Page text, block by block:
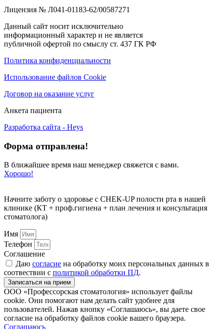
Лицензия № Л041-01183-62/00587271
Данный сайт носит исключительно
информационный характер и не является
публичной офертой по смыслу ст. 437 ГК РФ
Политика конфиденциальности
Использование файлов Cookie
Договор на оказание услуг
Анкета пациента
Разработка сайта - Heys
Форма отправлена!
В ближайшее время наш менеджер свяжется с вами.
Хорошо!
Начните заботу о здоровье с CHEK-UP полости рта в нашей
клинике (КТ + проф.гигиена + план лечения и консультация
стоматолога)
Имя
Телефон
Соглашение
Даю согласие на обработку моих персональных данных в
соотвествии с политикой обработки ПД.
Записаться на прием
ООО «Профессорская стоматология» использует файлы
cookie. Они помогают нам делать сайт удобнее для
пользователей. Нажав кнопку «Соглашаюсь», вы даете свое
согласие на обработку файлов cookie вашего браузера.
Соглашаюсь